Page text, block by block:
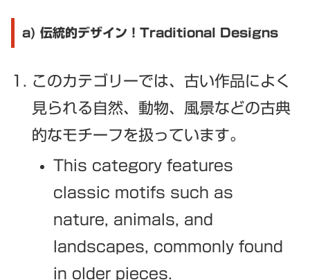
a) 伝統的デザイン！Traditional Designs
このカテゴリーでは、古い作品によく
見られる自然、動物、風景などの古典
的なモチーフを扱っています。
This category features
classic motifs such as
nature, animals, and
landscapes, commonly found
in older pieces.